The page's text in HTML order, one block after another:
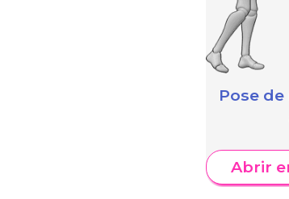
Pose
Abrir